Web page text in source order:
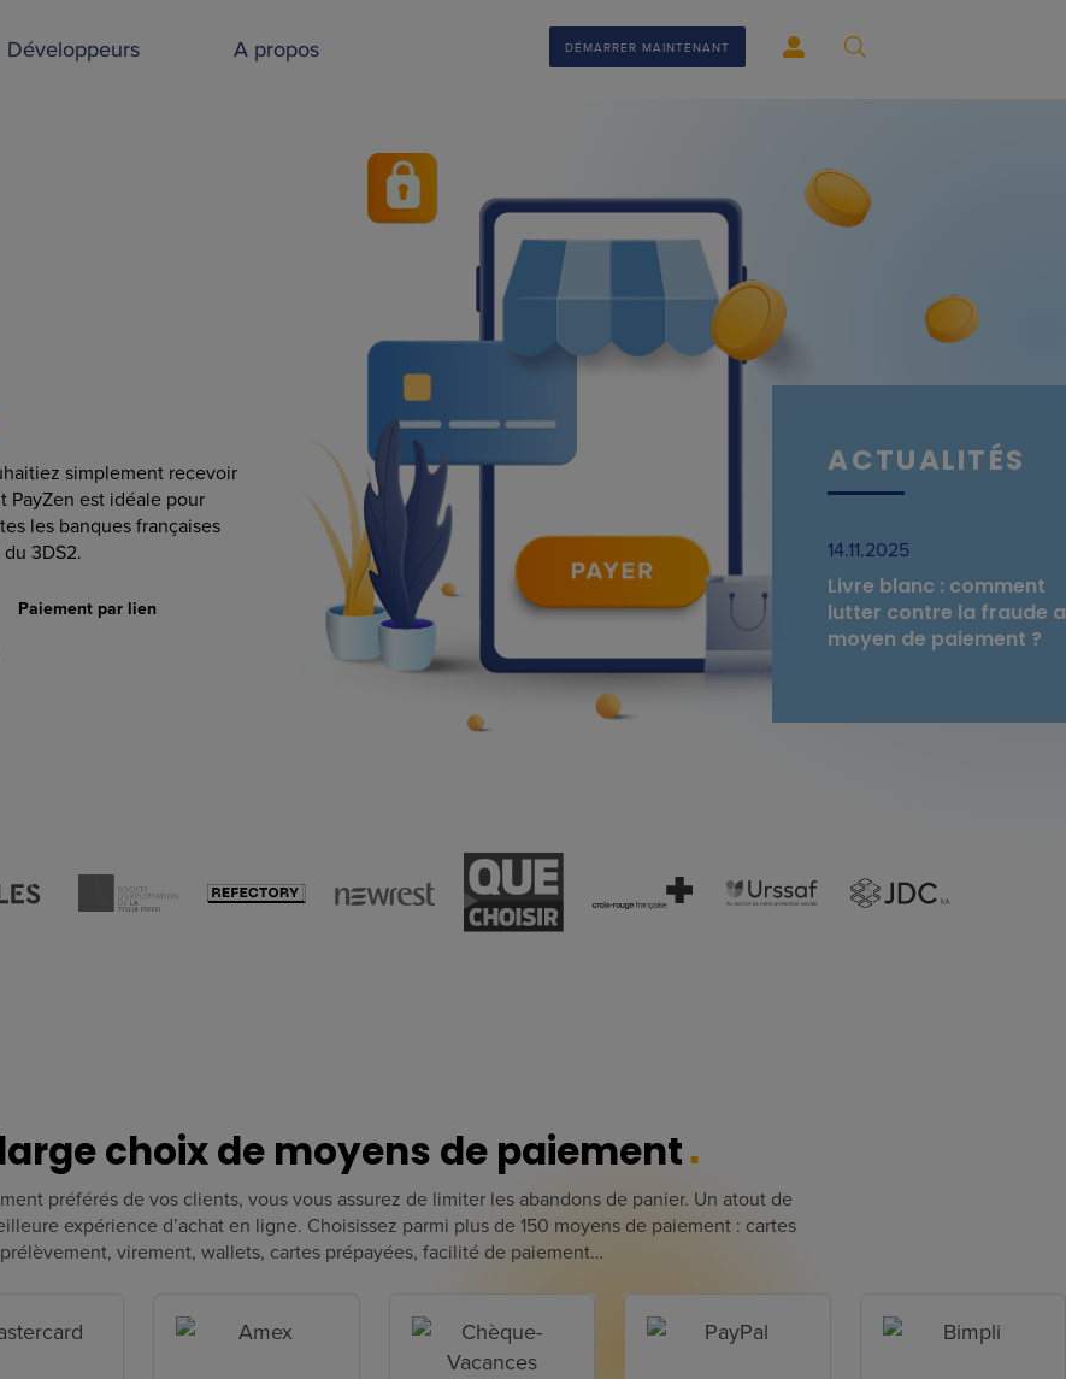
Développeurs A propos DÉMARRER MAINTENANT
ACTUALITÉS
14.11.2025
Livre blanc : comment
lutter contre la fraude
moyen de paiement ?
simplement recevoir
PayZen est idéale pour
les banques françaises
3DS2.
Paiement par lien
choix de moyens de paiement
préférés de vos clients, vous vous assurez de limiter les abandons de panier. Un atout de
expérience d’achat en ligne. Choisissez parmi plus de 150 moyens de paiement : cartes
virement, wallets, cartes prépayées, facilité de paiement…